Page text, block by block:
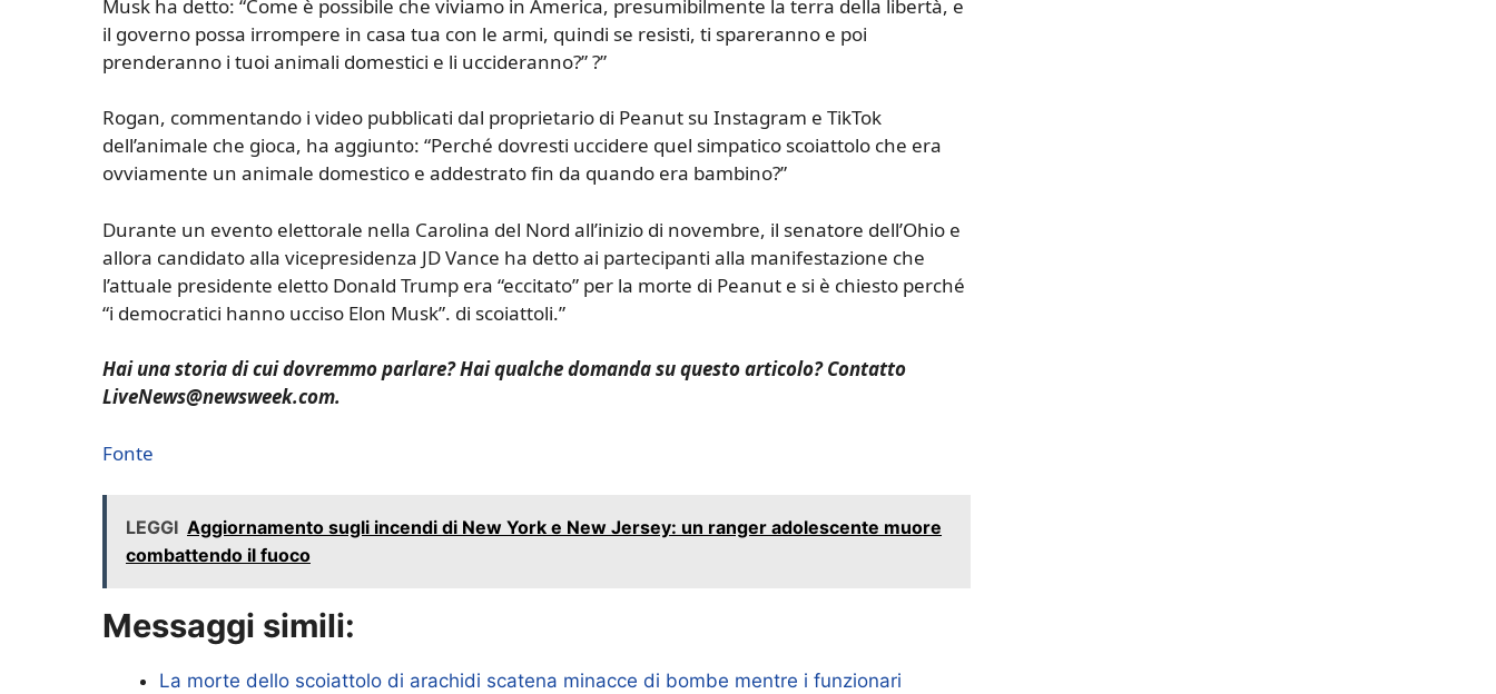
Musk ha detto: “Come è possibile che viviamo in America, presumibilmente la terra della libertà, e
il governo possa irrompere in casa tua con le armi, quindi se resisti, ti spareranno e poi
prenderanno i tuoi animali domestici e li uccideranno?” ?”
Rogan, commentando i video pubblicati dal proprietario di Peanut su Instagram e TikTok
dell’animale che gioca, ha aggiunto: “Perché dovresti uccidere quel simpatico scoiattolo che era
ovviamente un animale domestico e addestrato fin da quando era bambino?”
Durante un evento elettorale nella Carolina del Nord all’inizio di novembre, il senatore dell’Ohio e
allora candidato alla vicepresidenza JD Vance ha detto ai partecipanti alla manifestazione che
l’attuale presidente eletto Donald Trump era “eccitato” per la morte di Peanut e si è chiesto perché
“i democratici hanno ucciso Elon Musk”. di scoiattoli.”
Hai una storia di cui dovremmo parlare? Hai qualche domanda su questo articolo? Contatto
LiveNews@newsweek.com.
Fonte
LEGGI Aggiornamento sugli incendi di New York e New Jersey: un ranger adolescente muore
combattendo il fuoco
Messaggi simili:
La morte dello scoiattolo di arachidi scatena minacce di bombe mentre i funzionari